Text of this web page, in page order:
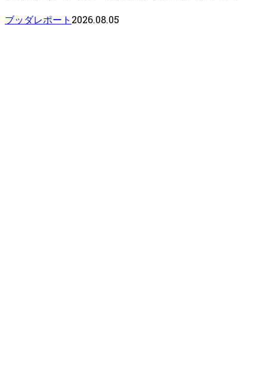
ブッダレポート 2026.08.05